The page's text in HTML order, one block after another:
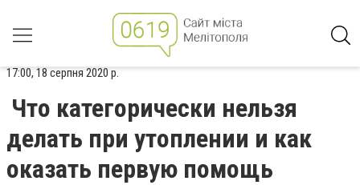
17:00, 18 серпня 2020 р.
Что категорически нельзя
делать при утоплении и как
оказать первую помощь